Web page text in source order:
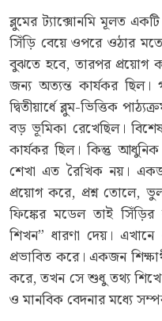
ব্লুমের ট্যাক্সোনমি মূলত
সিঁড়ি বেয়ে ওপরে ওঠার
বুঝতে হবে, তারপর প্রয়োগ
জন্য অত্যন্ত কার্যকর ছিল।
দ্বিতীয়ার্ধে ব্লুম-ভিত্তিক
বড় ভূমিকা রেখেছিল।
কার্যকর ছিল। কিন্তু আধুনিক
শেখা এত রৈখিক নয়।
প্রয়োগ করে, প্রশ্ন তোলে,
ফিঙ্কের মডেল তাই
শিখন” ধারণা দেয়।
প্রভাবিত করে। একজন
করে, তখন সে শুধু তথ্য শিখে
ও মানবিক বেদনার মধ্যে